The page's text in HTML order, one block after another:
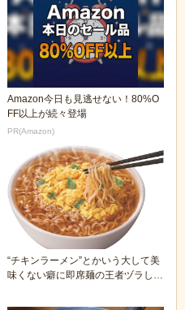
Amazon今日も見逃せない！80%O
FF以上が続々登場
PR(Amazon)
“チキンラーメン”とかいう大して美
味くない癖に即席麺の王者ヅラして